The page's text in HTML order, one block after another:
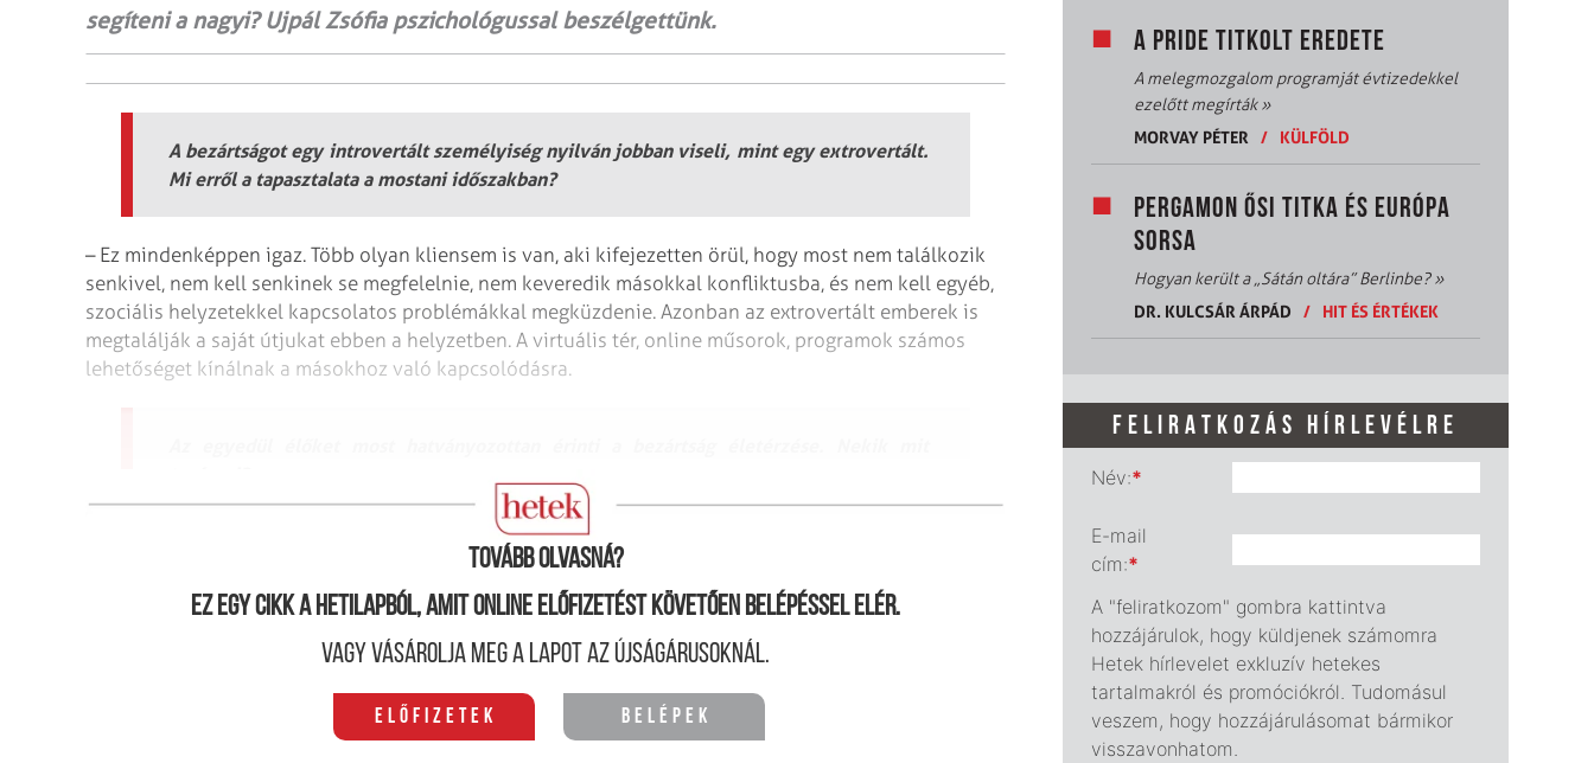
segíteni a nagyi? Ujpál Zsófia pszichológussal beszélgettünk.
A bezártságot egy introvertált személyiség nyilván jobban viseli, mint egy extrovertált.
Mi erről a tapasztalata a mostani időszakban?
– Ez mindenképpen igaz. Több olyan kliensem is van, aki kifejezetten örül, hogy most nem találkozik
senkivel, nem kell senkinek se megfelelnie, nem keveredik másokkal konfliktusba, és nem kell egyéb,
szociális helyzetekkel kapcsolatos problémákkal megküzdenie. Azonban az extrovertált emberek is
megtalálják a saját útjukat ebben a helyzetben. A virtuális tér, online műsorok, programok számos
lehetőséget kínálnak a másokhoz való kapcsolódásra.
Tovább olvasná?
Ez egy cikk a hetilapból, amit online előfizetést követően belépéssel elér.
Vagy vásárolja meg a lapot az újságárusoknál.
Előfizetek Belépek
A PRIDE TITKOLT EREDETE
A melegmozgalom programját évtizedekkel
ezelőtt megírták»
MORVAY PÉTER
/ KÜLFÖLD
PERGAMON ŐSI TITKA ÉS EURÓPA
SORSA
Hogyan került a „Sátán oltára” Berlinbe?»
DR. KULCSÁR ÁRPÁD
/ HIT ÉS ÉRTÉKEK
FELIRATKOZÁS HÍRLEVÉLRE
Név:*
E-mail
cím:*
A "feliratkozom" gombra kattintva
hozzájárulok, hogy küldjenek számomra
Hetek hírlevelet exkluzív hetekes
tartalmakról és promóciókról. Tudomásul
veszem, hogy hozzájárulásomat bármikor
visszavonhatom.